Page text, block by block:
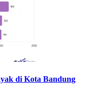
report/q3-2026-